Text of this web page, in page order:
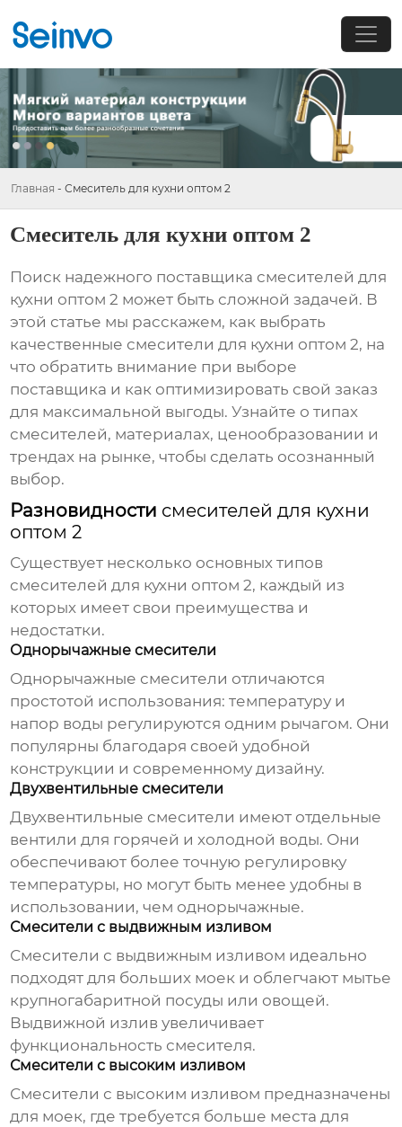
Главная - Смеситель для кухни оптом 2
Смеситель для кухни оптом 2
Поиск надежного поставщика смесителей для
кухни оптом 2 может быть сложной задачей. В
этой статье мы расскажем, как выбрать
качественные смесители для кухни оптом 2, на
что обратить внимание при выборе
поставщика и как оптимизировать свой заказ
для максимальной выгоды. Узнайте о типах
смесителей, материалах, ценообразовании и
трендах на рынке, чтобы сделать осознанный
выбор.
Разновидности смесителей для кухни
оптом 2
Существует несколько основных типов
смесителей для кухни оптом 2, каждый из
которых имеет свои преимущества и
недостатки.
Однорычажные смесители
Однорычажные смесители отличаются
простотой использования: температуру и
напор воды регулируются одним рычагом. Они
популярны благодаря своей удобной
конструкции и современному дизайну.
Двухвентильные смесители
Двухвентильные смесители имеют отдельные
вентили для горячей и холодной воды. Они
обеспечивают более точную регулировку
температуры, но могут быть менее удобны в
использовании, чем однорычажные.
Смесители с выдвижным изливом
Смесители с выдвижным изливом идеально
подходят для больших моек и облегчают мытье
крупногабаритной посуды или овощей.
Выдвижной излив увеличивает
функциональность смесителя.
Смесители с высоким изливом
Смесители с высоким изливом предназначены
для моек, где требуется больше места для